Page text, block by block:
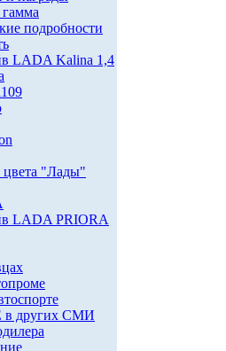
подробности
LADA Kalina 1,4
цвета "Лады"
LADA PRIORA
других СМИ